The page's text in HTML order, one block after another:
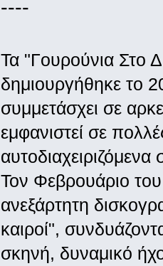
----
Τα "Γουρούνια Στο
δημιουργήθηκε το
συμμετάσχει σε
εμφανιστεί σε
αυτοδιαχειριζόμενα
Τον Φεβρουάριο
ανεξάρτητη
καιροί",
σκηνή, δυναμικό